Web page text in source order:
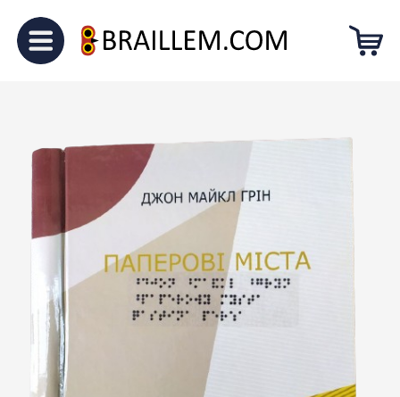
Головна Для підлітків
“Паперові
міста”